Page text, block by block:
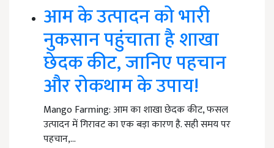
आम के उत्पादन को भारी
नुकसान पहुंचाता है शाखा
छेदक कीट, जानिए पहचान
और रोकथाम के उपाय!
Mango Farming: आम का शाखा छेदक कीट, फसल
उत्पादन में गिरावट का एक बड़ा कारण है. सही समय पर
पहचान,…